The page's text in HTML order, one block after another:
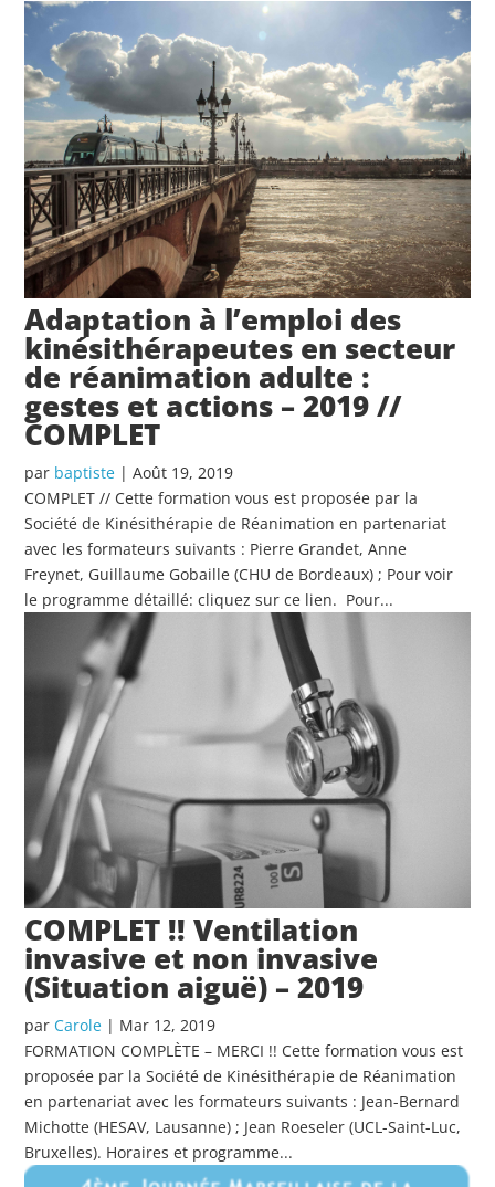
Adaptation à l’emploi des
kinésithérapeutes en secteur
de réanimation adulte :
gestes et actions – 2019 //
COMPLET
par baptiste |Août 19, 2019
COMPLET // Cette formation vous est proposée par la
Société de Kinésithérapie de Réanimation en partenariat
avec les formateurs suivants : Pierre Grandet, Anne
Freynet, Guillaume Gobaille (CHU de Bordeaux) ; Pour voir
le programme détaillé: cliquez sur ce lien. Pour...
COMPLET !! Ventilation
invasive et non invasive
(Situation aiguë) – 2019
parCarole | Mar 12, 2019
FORMATION COMPLÈTE – MERCI !! Cette formation vous est
proposée par la Société de Kinésithérapie de Réanimation
en partenariat avec les formateurs suivants : Jean-Bernard
Michotte (HESAV, Lausanne) ; Jean Roeseler (UCL-Saint-Luc,
Bruxelles). Horaires et programme...